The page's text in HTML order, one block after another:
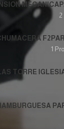
MECANICA
2
F2
1
TORRE